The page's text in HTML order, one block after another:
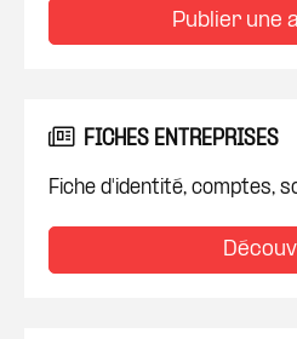
Publier une
FICHES ENTREPRISES
Fiche d'identité, comptes,